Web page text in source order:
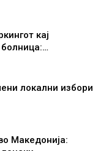
кај
болница:…
локални избори
Македонија: